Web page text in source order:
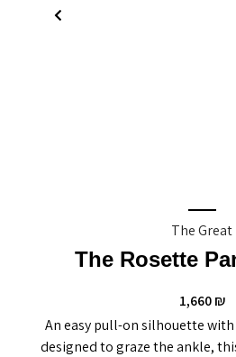
The Great
The Rosette
1,660₪
An easy pull-on silhouette
designed to graze the ankle,